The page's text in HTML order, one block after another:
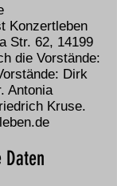
Konzertleben
Str. 62, 14199
die Vorstände:
Dirk
Antonia
Kruse.
Daten